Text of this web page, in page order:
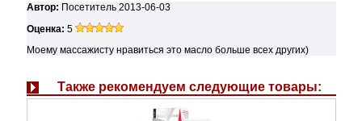
Автор: Посетитель 2013-06-03
Оценка: 5
Моему массажисту нравиться это масло больше всех других)
Также рекомендуем следующие товары: